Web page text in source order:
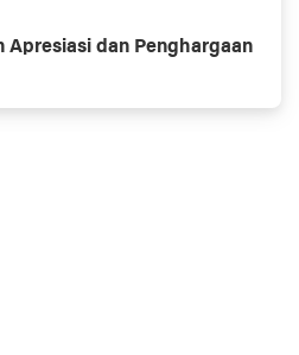
Apresiasi dan Penghargaan